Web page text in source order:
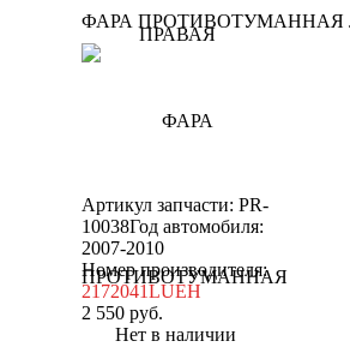
ФАРА ПРОТИВОТУМАННАЯ
Артикул запчасти: PR-
10038Год автомобиля:
2007-2010
Номер производителя:
2172041LUEH
2 550 руб.
Нет в наличии